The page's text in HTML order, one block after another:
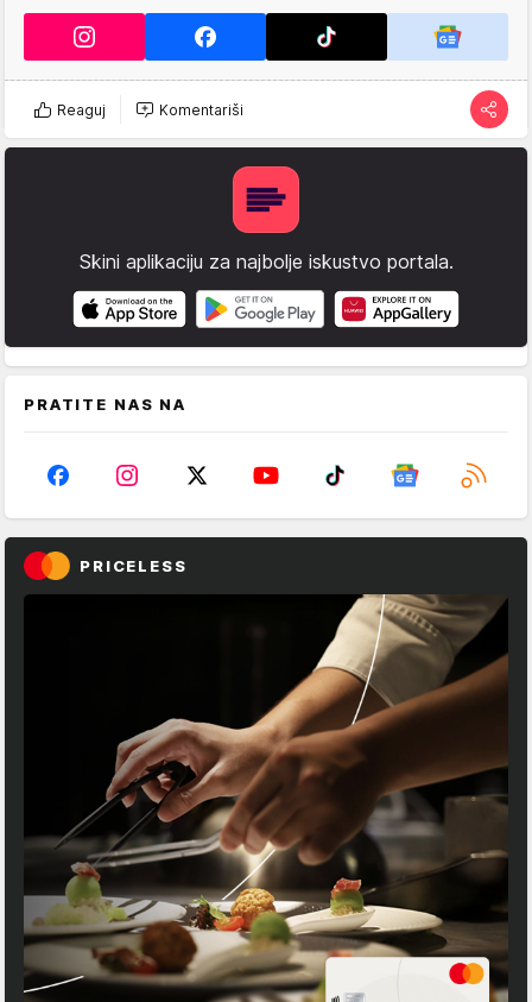
Reaguj Komentariši
Skini aplikaciju za najbolje iskustvo portala.
PRATITE NAS NA
PRICELESS